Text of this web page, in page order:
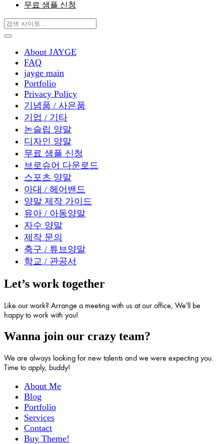
무료 샘플 신청
About JAYGE
FAQ
jayge main
Portfolio
Privacy Policy
기념품 / 사은품
기업 / 기타
논슬립 양말
디자인 양말
무료 샘플 신청
브로슈어 다운로드
스포츠 양말
아대 / 헤어밴드
양말 제작 가이드
유아 / 아동양말
자수 양말
제작 문의
축구 / 튜브양말
학교 / 관공서
Let’s work together
Like our work? Arrange a meeting with us at our office, We'll be
happy to work with you!
Wanna join our crazy team?
We are always looking for new talents and we were expecting you.
Time to apply, buddy!
About Me
Blog
Portfolio
Services
Contact
Buy Theme!